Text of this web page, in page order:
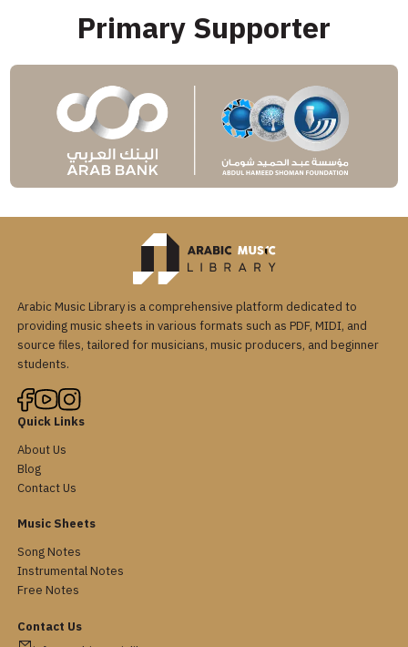
Primary Supporter
Arabic Music Library is a comprehensive platform dedicated to
providing music sheets in various formats such as PDF, MIDI, and
source files, tailored for musicians, music producers, and beginner
students.
Quick Links
About Us
Blog
Contact Us
Music Sheets
Song Notes
Instrumental Notes
Free Notes
Contact Us